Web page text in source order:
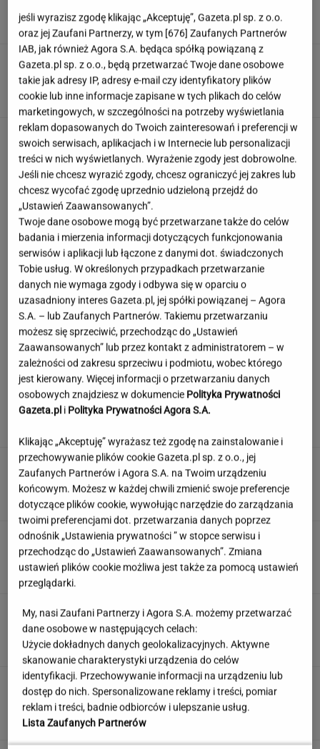
TOMASZ KILIAN
Polskie korzenie i hollywoodzki dorobek. Mało
kto zna jej historię
Wieniawa jako jurorka "TzG" to
dobry pomysł? "Będzie musiała być uważna"
Weekendowy quiz wyłoni prymusów.
Większość z was odpada już w 3. pytaniu
"Mam kontrolę nad własnym ciałem". Kobiety
masowo stawiają na boysober
Jeden wakacyjny nawyk może mieć
nieprzyjemne konsekwencje. Też tak robisz?
MATERIAŁ PROMOCYJNY
Uruchomili "Tindera dla
medyków". Szybko zgłosili się też adwokaci
SUBSKRYPCJA
jeśli wyrazisz zgodę klikając „Akceptuję”, Gazeta.pl sp. z o.o.
oraz jej Zaufani Partnerzy, w tym [676] Zaufanych Partnerów
IAB, jak również Agora S.A. będąca spółką powiązaną z
Gazeta.pl sp. z o.o., będą przetwarzać Twoje dane osobowe
takie jak adresy IP, adresy e-mail czy identyfikatory plików
cookie lub inne informacje zapisane w tych plikach do celów
marketingowych, w szczególności na potrzeby wyświetlania
reklam dopasowanych do Twoich zainteresowań i preferencji w
swoich serwisach, aplikacjach i w Internecie lub personalizacji
treści w nich wyświetlanych. Wyrażenie zgody jest dobrowolne.
Jeśli nie chcesz wyrazić zgody, chcesz ograniczyć jej zakres lub
chcesz wycofać zgodę uprzednio udzieloną przejdź do
„Ustawień Zaawansowanych”.
Twoje dane osobowe mogą być przetwarzane także do celów
badania i mierzenia informacji dotyczących funkcjonowania
serwisów i aplikacji lub łączone z danymi dot. świadczonych
Tobie usług. W określonych przypadkach przetwarzanie
danych nie wymaga zgody i odbywa się w oparciu o
uzasadniony interes Gazeta.pl, jej spółki powiązanej – Agora
S.A. – lub Zaufanych Partnerów. Takiemu przetwarzaniu
możesz się sprzeciwić, przechodząc do „Ustawień
Zaawansowanych” lub przez kontakt z administratorem – w
zależności od zakresu sprzeciwu i podmiotu, wobec którego
jest kierowany. Więcej informacji o przetwarzaniu danych
osobowych znajdziesz w dokumencie Polityka Prywatności
Gazeta.pl i Polityka Prywatności Agora S.A.
Klikając „Akceptuję” wyrażasz też zgodę na zainstalowanie i
przechowywanie plików cookie Gazeta.pl sp. z o.o., jej
Zaufanych Partnerów i Agora S.A. na Twoim urządzeniu
końcowym. Możesz w każdej chwili zmienić swoje preferencje
dotyczące plików cookie, wywołując narzędzie do zarządzania
twoimi preferencjami dot. przetwarzania danych poprzez
odnośnik „Ustawienia prywatności ” w stopce serwisu i
przechodząc do „Ustawień Zaawansowanych”. Zmiana
ustawień plików cookie możliwa jest także za pomocą ustawień
przeglądarki.
My, nasi Zaufani Partnerzy i Agora S.A. możemy przetwarzać
dane osobowe w następujących celach:
Użycie dokładnych danych geolokalizacyjnych. Aktywne
skanowanie charakterystyki urządzenia do celów
identyfikacji. Przechowywanie informacji na urządzeniu lub
dostęp do nich. Spersonalizowane reklamy i treści, pomiar
reklam i treści, badnie odbiorców i ulepszanie usług.
Lista Zaufanych Partnerów